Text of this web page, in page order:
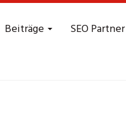
Beiträge SEO Partner